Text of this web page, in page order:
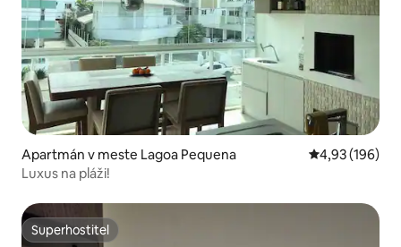
Apartmán v meste Lagoa Pequena Priemerné
4,93 (196)
Luxus na pláži!
Superhostiteľ
Superhostiteľ